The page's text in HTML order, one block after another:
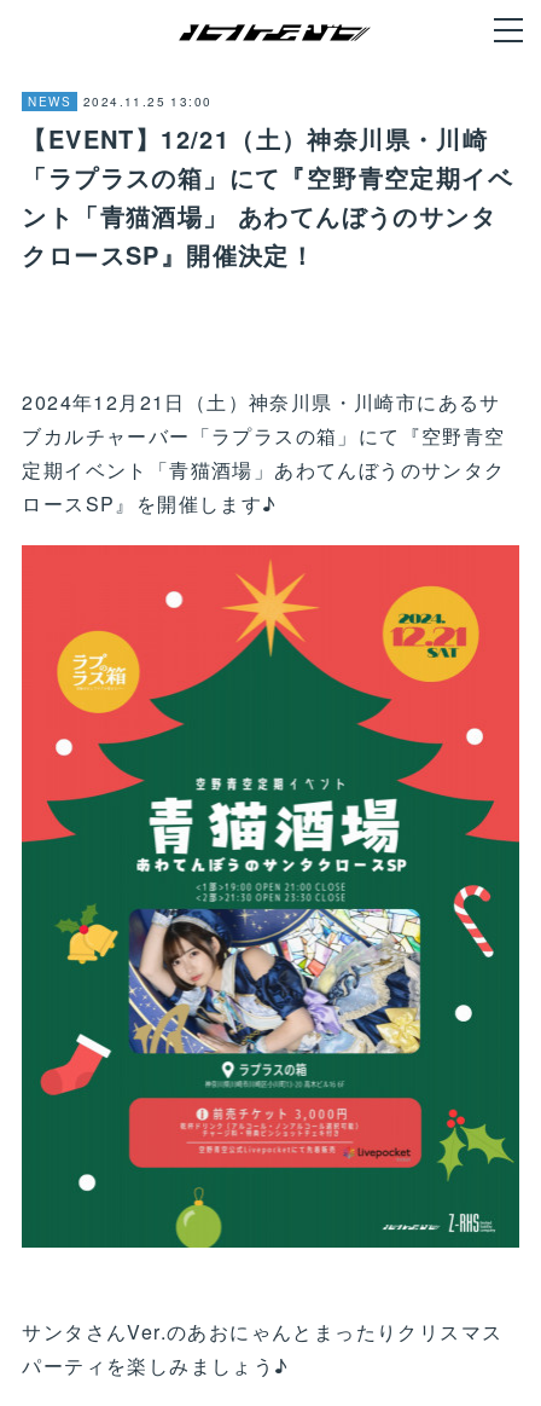
NEWS 2024.11.25 13:00
【EVENT】12/21（土）神奈川県・川崎
「ラプラスの箱」にて『空野青空定期イベ
ント「青猫酒場」 あわてんぼうのサンタ
クロースSP』開催決定！
2024年12月21日（土）神奈川県・川崎市にあるサ
ブカルチャーバー「ラプラスの箱」にて『空野青空
定期イベント「青猫酒場」あわてんぼうのサンタク
ロースSP』を開催します♪
サンタさんVer.のあおにゃんとまったりクリスマス
パーティを楽しみましょう♪